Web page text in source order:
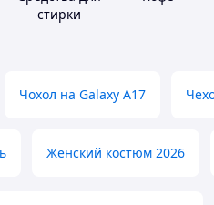
стирки
Чохол на Galaxy A17
Женский костюм 2026